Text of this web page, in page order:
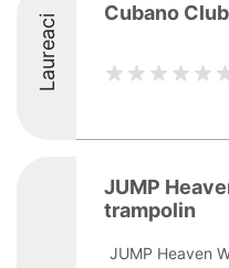
Laureaci Cubano
JUMP
trampolin
JUMP Heaven